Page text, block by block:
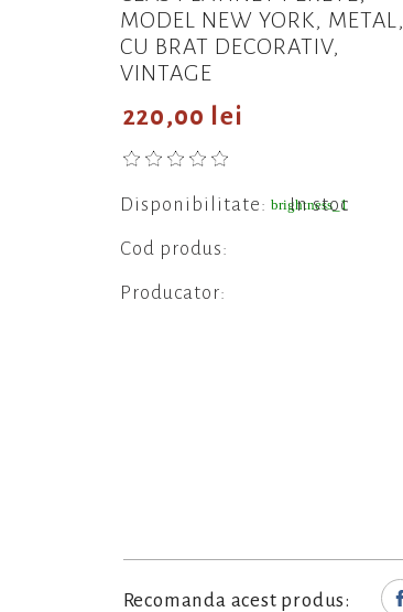
MODEL NEW YORK, METAL,
CU BRAT DECORATIV,
VINTAGE
220,00 lei
Disponibilitate: brightness_1
In stoc
Cod produs:
Producator:
Recomanda acest produs: